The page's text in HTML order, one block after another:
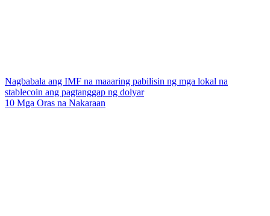
Nagbabala ang IMF na maaaring pabilisin ng mga lokal na
stablecoin ang pagtanggap ng dolyar
10 Mga Oras na Nakaraan